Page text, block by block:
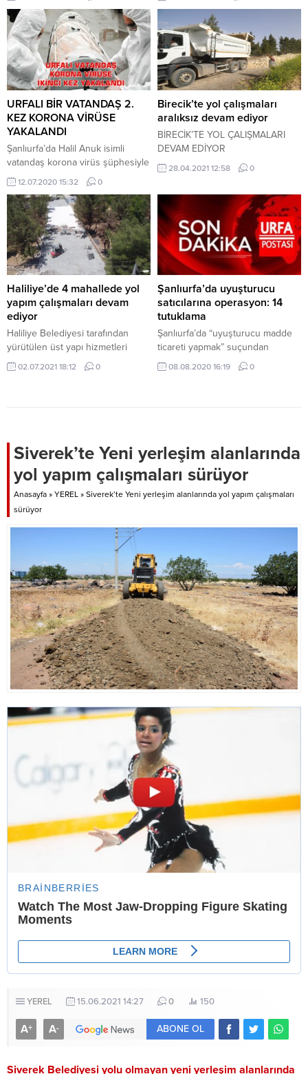
GEVŞETİLMESİYLE KEBAPÇILARA
AKIN EDEREK, KAHVALTIYI CİĞER
KEBABI YİYEREK YAPTI.
URFALI BİR VATANDAŞ 2.
KEZ KORONA VİRÜSE
YAKALANDI
Şanlıurfa’da Halil Anuk isimli
vatandaş korona virüs şüphesiyle
2.kez hastaneye kaldırıldı. Tedavi
altına alınan Anuk’un tedavisinin
devam ettiği öğrenildi.
12.07.2020 15:32 0
Birecik’te yol çalışmaları
aralıksız devam ediyor
BİRECİK’TE YOL ÇALIŞMALARI
DEVAM EDİYOR
28.04.2021 12:58 0
Haliliye’de 4 mahallede yol
yapım çalışmaları devam
ediyor
Haliliye Belediyesi tarafından
yürütülen üst yapı hizmetleri
kapsamında 4 mahallede yol
yapım çalışmaları devam ediyor.
devam ettiriyor. Belediye Başkanı
Mehmet Canpolat’ın talimatlarıyla
bölgenin ihtiyacına uygun şekilde
yürütülen çalışmalar kapsamında
ekipler, Bağlarbaşı Mahallesinde...
02.07.2021 18:12 0
Şanlıurfa’da uyuşturucu
satıcılarına operasyon: 14
tutuklama
Şanlıurfa’da “uyuşturucu madde
ticareti yapmak” suçundan
gözaltına alınan 17 şüpheliden
14’ü tutuklanarak cezaevine
08.08.2020 16:19 0
Siverek’te Yeni yerleşim alanlarında
yol yapım çalışmaları sürüyor
Anasayfa » YEREL » Siverek’te Yeni yerleşim alanlarında yol yapım çalışmaları
sürüyor
YEREL 15.06.2021 14:27 0 150
A+ A- ABONE OL
Siverek Belediyesi yolu olmayan yeni yerleşim alanlarında